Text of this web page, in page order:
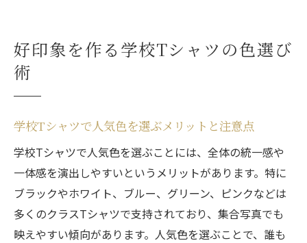
好印象を作る学校Tシャツの色選び
術
学校Tシャツで人気色を選ぶメリットと注意点
学校Tシャツで人気色を選ぶことには、全体の統一感や
一体感を演出しやすいというメリットがあります。特に
ブラックやホワイト、ブルー、グリーン、ピンクなどは
多くのクラスTシャツで支持されており、集合写真でも
映えやすい傾向があります。人気色を選ぶことで、誰も